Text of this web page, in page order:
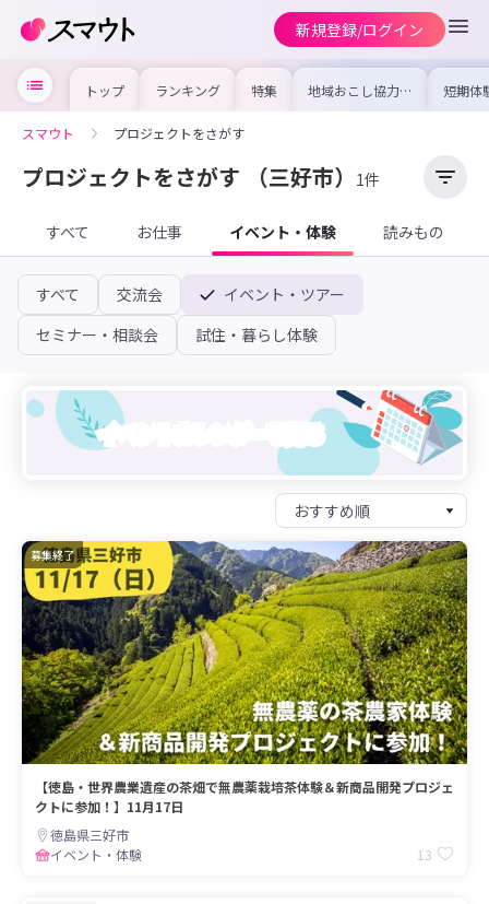
新規登録/ログイン
トップ ランキング 特集 地域おこし協力隊
の求人やイベント
を集めました！仕
けよう
短期体
り〜数
域を知
スマウト プロジェクトをさがす
プロジェクトをさがす （三好市） 1件
すべて お仕事 イベント・体験 読みもの
すべて 交流会
イベント・ツアー
セミナー・相談会
試住・暮らし体験
イベントカレンダーを見る
募集終了
【徳島・世界農業遺産の茶畑で無農薬栽培茶体験＆新商品開発プロジェ
クトに参加！】11月17日
徳島県三好市
イベント・体験
13